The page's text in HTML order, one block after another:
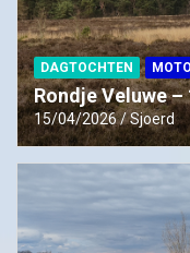
DAGTOCHTEN
Rondje Veluwe –
15/04/2026 Sjoerd